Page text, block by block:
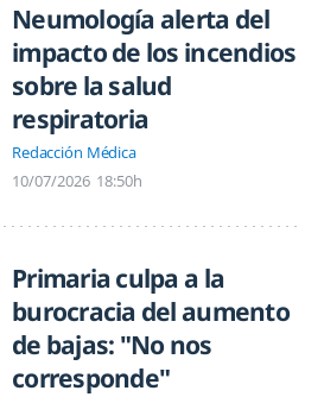
Neumología alerta del
impacto de los incendios
sobre la salud
respiratoria
Redacción Médica
10/07/2026 18:50h
Primaria culpa a la
burocracia del aumento
de bajas: "No nos
corresponde"